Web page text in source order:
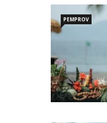
PEMPROV